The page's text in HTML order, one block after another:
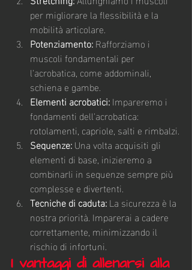
per migliorare la flessibilità e la
mobilità articolare.
Potenziamento: Rafforziamo i
muscoli fondamentali per
l'acrobatica, come addominali,
schiena e gambe.
Elementi acrobatici: Impareremo i
fondamenti dell'acrobatica:
rotolamenti, capriole, salti e rimbalzi.
Sequenze: Una volta acquisiti gli
elementi di base, inizieremo a
combinarli in sequenze sempre più
complesse e divertenti.
Tecniche di caduta: La sicurezza è la
nostra priorità. Imparerai a cadere
correttamente, minimizzando il
rischio di infortuni.
I vantaggi di allenarsi alla